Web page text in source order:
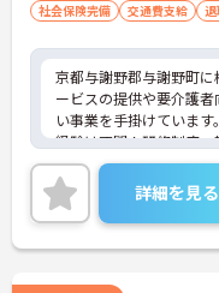
社会保険完備
交通費支給 退
京都与謝野郡与謝野町
ービスの提供や要介護
い事業を手掛けています。
経験は不問！研修制度
るので、未経験の方で
す！週休2日制なので、
でき、メリハリをつけ
ご興味ある方には、面
詳細をお話しいたしま
詳細を見る